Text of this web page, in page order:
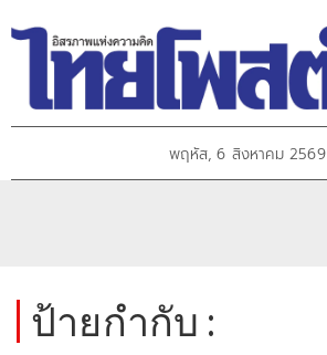
พฤหัส, 6 สิงหาคม 2569
ป้ายกำกับ :